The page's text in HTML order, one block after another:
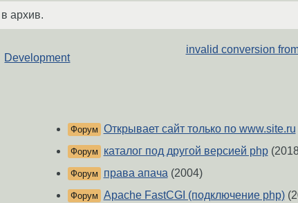
архив.
Development
invalid conversion from
Форум Открывает сайт только по www.site.ru
Форум каталог под другой версией php
Форум права апача(2004)
Форум Apache FastCGI (подключение php)